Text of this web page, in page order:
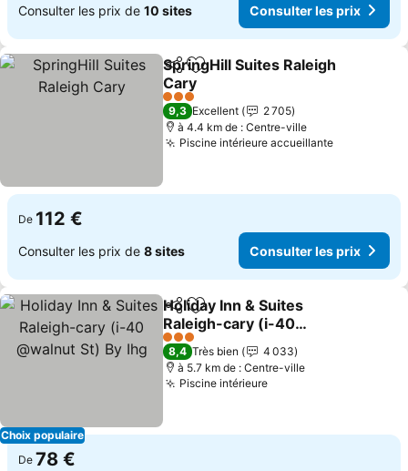
Consulter les prix de 10 sites Consulter les prix
PartagerAjouter à mes favoris
SpringHill Suites Raleigh
Cary
Consulter les prix
3 Étoiles
9,3 Excellent
2 705
à 4.4 km de : Centre-ville
Piscine intérieure accueillanteConsulter
De 112 €
Consulter les prix de 8 sites Consulter les prix
Choix populaire
PartagerAjouter à mes favoris
Holiday Inn & Suites
Raleigh-cary (i-40
@walnut St) By Ihg
Consulter les prix
3 Étoiles
8,4 Très bien
4 033
à 5.7 km de : Centre-ville
Piscine intérieureConsulter les prix
De 78 €